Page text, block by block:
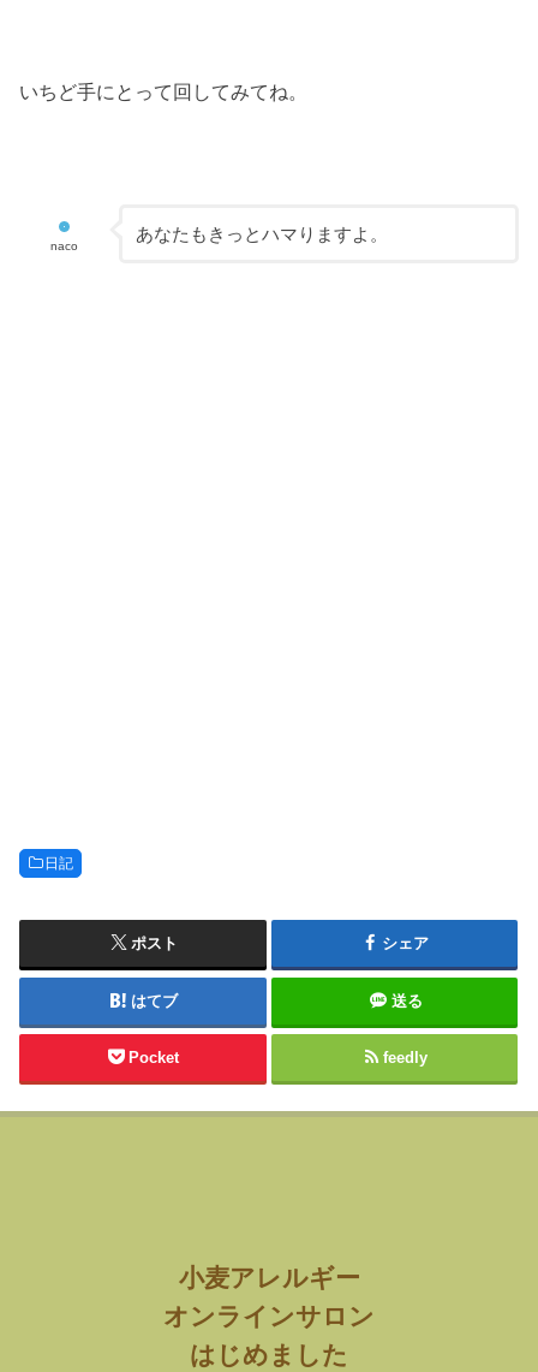
いちど手にとって回してみてね。
naco
あなたもきっとハマりますよ。
日記
ポスト シェア
はてブ 送る
Pocket feedly
小麦アレルギー
オンラインサロン
はじめました